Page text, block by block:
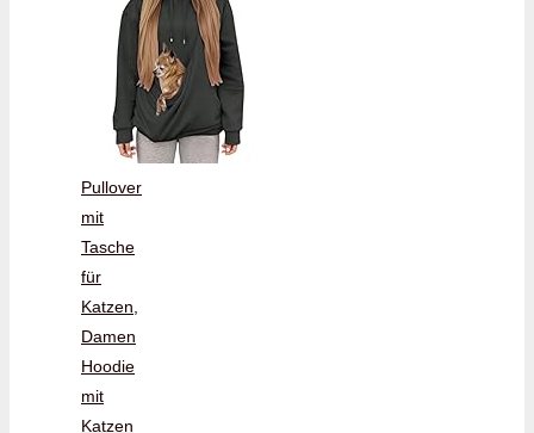
Pullover
mit
Tasche
für
Katzen,
Damen
Hoodie
mit
Katzen